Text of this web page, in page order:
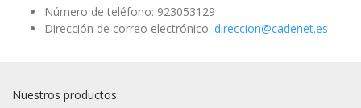
Número de teléfono: 923053129
Dirección de correo electrónico: direccion@cadenet.es
Nuestros productos: